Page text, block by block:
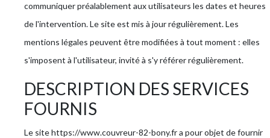
communiquer préalablement aux utilisateurs les dates et heures
de l'intervention. Le site est mis à jour régulièrement. Les
mentions légales peuvent être modifiées à tout moment : elles
s'imposent à l'utilisateur, invité à s'y référer régulièrement.
DESCRIPTION DES SERVICES
FOURNIS
Le site https://www.couvreur-82-bony.fr a pour objet de fournir